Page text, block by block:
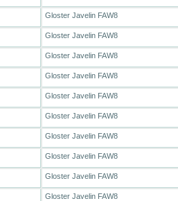
Gloster Javelin FAW8
Gloster Javelin FAW8
Gloster Javelin FAW8
Gloster Javelin FAW8
Gloster Javelin FAW8
Gloster Javelin FAW8
Gloster Javelin FAW8
Gloster Javelin FAW8
Gloster Javelin FAW8
Gloster Javelin FAW8